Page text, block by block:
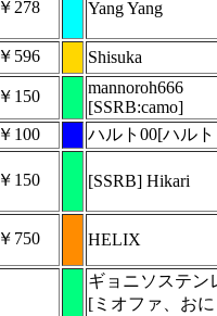
￥278 Yang Yang
￥596 Shisuka
￥150
mannoroh666
[SSRB:camo]
￥100 ハルト00[ハル
￥150 [SSRB] Hikari
￥750 HELIX
ギョニソステン
[ミオファ、お